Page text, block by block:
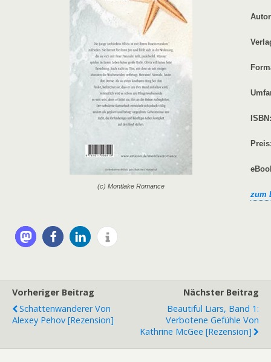
(c) Montlake Romance
zum
Vorheriger Beitrag
Schattenwanderer Von
Alexey Pehov [Rezension]
Nächster Beitrag
Beautiful Liars, Band 1:
Verbotene Gefühle Von
Kathrine McGee [Rezension]